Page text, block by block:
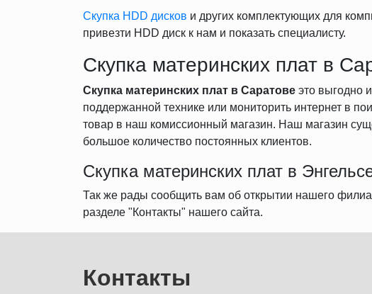
Скупка HDD дисков и других комплектующих для
привезти HDD диск к нам и показать специалисту.
Скупка материнских плат в
Скупка материнских плат в Саратове это выгодно
поддержанной технике или мониторить интернет в
товар в наш комиссионный магазин. Наш магазин
большое количество постоянных клиентов.
Скупка материнских плат в
Так же рады сообщить вам об открытии нашего
разделе "Контакты" нашего сайта.
Контакты